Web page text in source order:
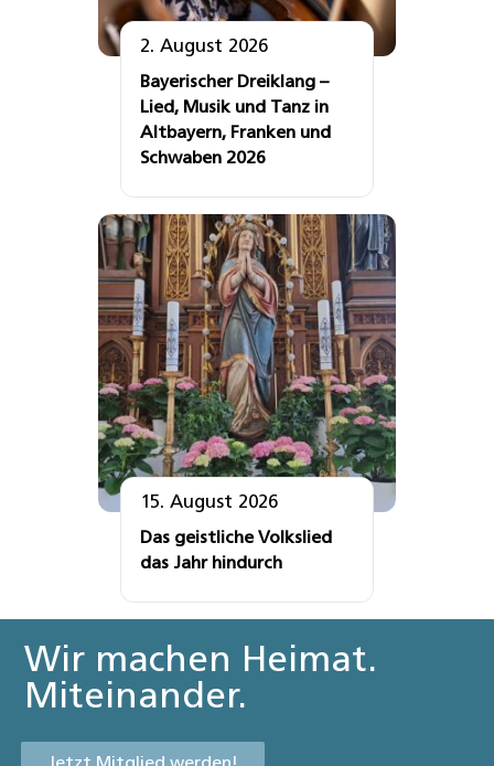
2. August 2026
Bayerischer Dreiklang –
Lied, Musik und Tanz in
Altbayern, Franken und
Schwaben 2026
15. August 2026
Das geistliche Volkslied
das Jahr hindurch
Wir machen Heimat.
Miteinander.